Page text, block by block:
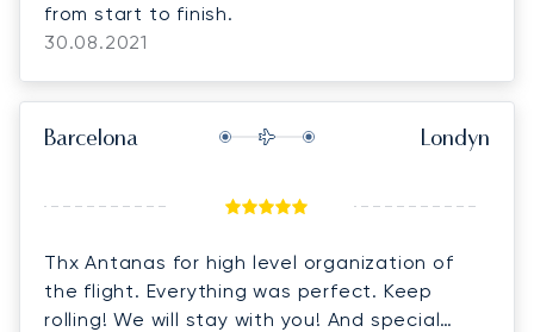
from start to finish.
30.08.2021
Barcelona Londyn
Thx Antanas for high level organization of
the flight. Everything was perfect. Keep
rolling! We will stay with you! And special